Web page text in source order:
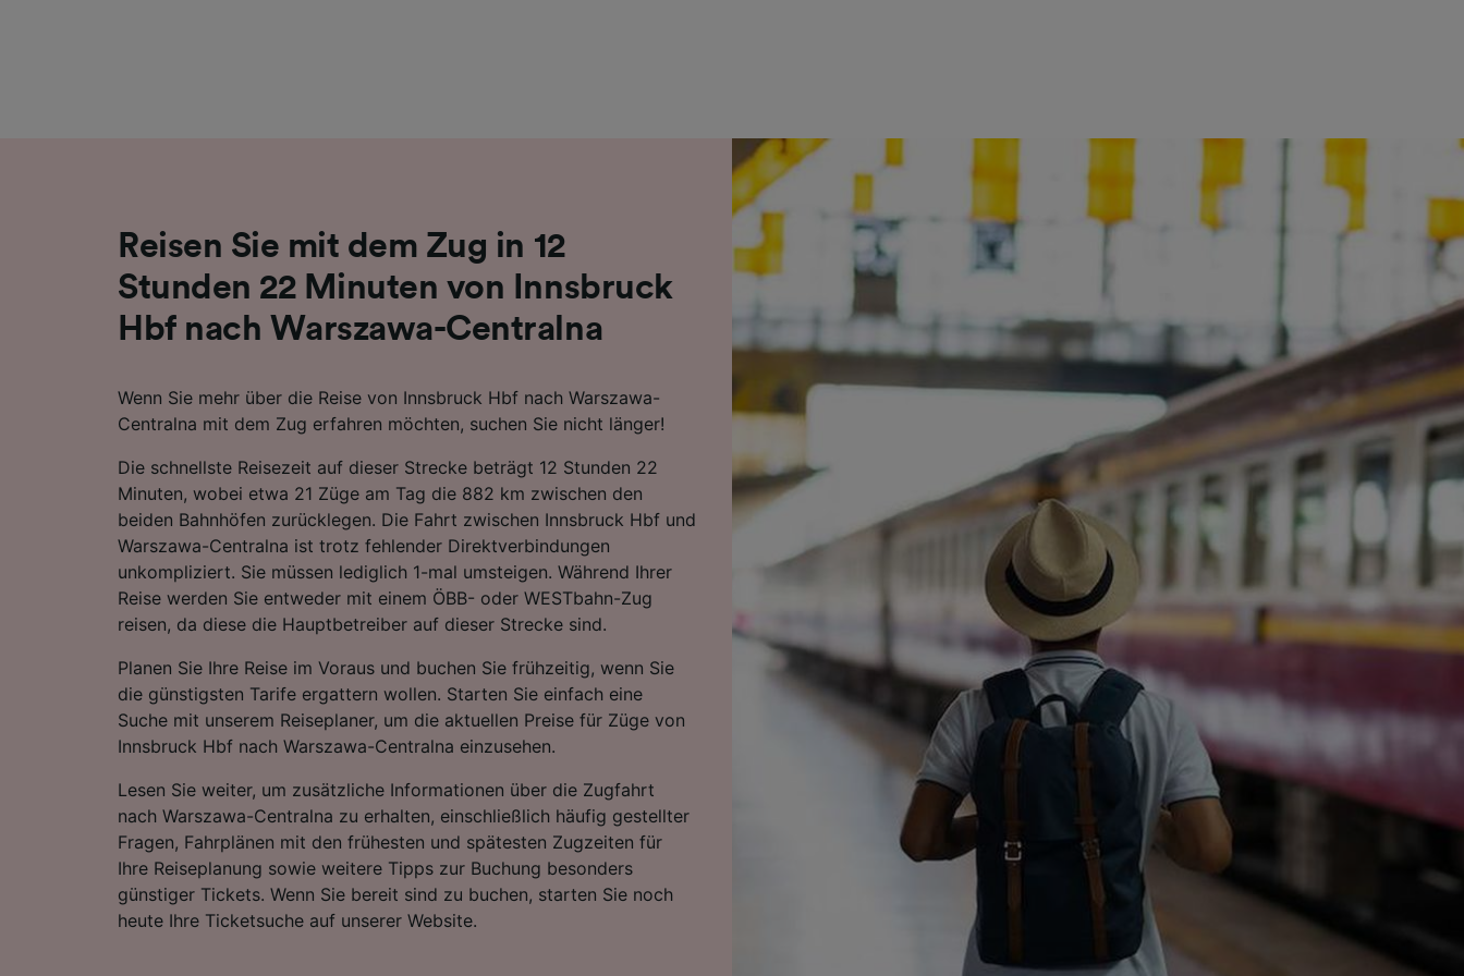
Reisen Sie mit dem Zug in 12
Stunden 22 Minuten von Innsbruck
Hbf nach Warszawa-Centralna
Wenn Sie mehr über die Reise von Innsbruck Hbf nach Warszawa-
Centralna mit dem Zug erfahren möchten, suchen Sie nicht länger!
Die schnellste Reisezeit auf dieser Strecke beträgt 12 Stunden 22
Minuten, wobei etwa 21 Züge am Tag die 882 km zwischen den
beiden Bahnhöfen zurücklegen. Die Fahrt zwischen Innsbruck Hbf und
Warszawa-Centralna ist trotz fehlender Direktverbindungen
unkompliziert. Sie müssen lediglich 1-mal umsteigen. Während Ihrer
Reise werden Sie entweder mit einem ÖBB- oder WESTbahn-Zug
reisen, da diese die Hauptbetreiber auf dieser Strecke sind.
Planen Sie Ihre Reise im Voraus und buchen Sie frühzeitig, wenn Sie
die günstigsten Tarife ergattern wollen. Starten Sie einfach eine
Suche mit unserem Reiseplaner, um die aktuellen Preise für Züge von
Innsbruck Hbf nach Warszawa-Centralna einzusehen.
Lesen Sie weiter, um zusätzliche Informationen über die Zugfahrt
nach Warszawa-Centralna zu erhalten, einschließlich häufig gestellter
Fragen, Fahrplänen mit den frühesten und spätesten Zugzeiten für
Ihre Reiseplanung sowie weitere Tipps zur Buchung besonders
günstiger Tickets. Wenn Sie bereit sind zu buchen, starten Sie noch
heute Ihre Ticketsuche auf unserer Website.